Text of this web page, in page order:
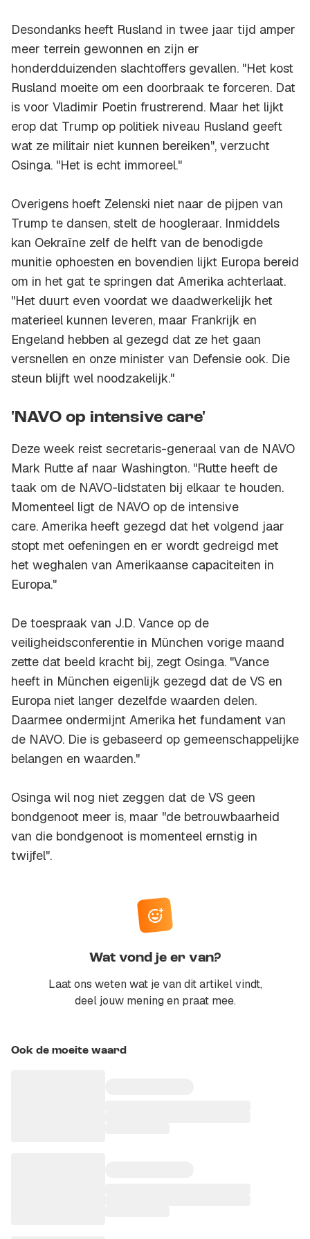
Desondanks heeft Rusland in twee jaar tijd amper
meer terrein gewonnen en zijn er
honderdduizenden slachtoffers gevallen. "Het kost
Rusland moeite om een doorbraak te forceren. Dat
is voor Vladimir Poetin frustrerend. Maar het lijkt
erop dat Trump op politiek niveau Rusland geeft
wat ze militair niet kunnen bereiken", verzucht
Osinga. "Het is echt immoreel."
Overigens hoeft Zelenski niet naar de pijpen van
Trump te dansen, stelt de hoogleraar. Inmiddels
kan Oekraïne zelf de helft van de benodigde
munitie ophoesten en bovendien lijkt Europa bereid
om in het gat te springen dat Amerika achterlaat.
"Het duurt even voordat we daadwerkelijk het
materieel kunnen leveren, maar Frankrijk en
Engeland hebben al gezegd dat ze het gaan
versnellen en onze minister van Defensie ook. Die
steun blijft wel noodzakelijk."
'NAVO op intensive care'
Deze week reist secretaris-generaal van de NAVO
Mark Rutte af naar Washington. "Rutte heeft de
taak om de NAVO-lidstaten bij elkaar te houden.
Momenteel ligt de NAVO op de intensive
care. Amerika heeft gezegd dat het volgend jaar
stopt met oefeningen en er wordt gedreigd met
het weghalen van Amerikaanse capaciteiten in
Europa."
De toespraak van J.D. Vance op de
veiligheidsconferentie in München vorige maand
zette dat beeld kracht bij, zegt Osinga. "Vance
heeft in München eigenlijk gezegd dat de VS en
Europa niet langer dezelfde waarden delen.
Daarmee ondermijnt Amerika het fundament van
de NAVO. Die is gebaseerd op gemeenschappelijke
belangen en waarden."
Osinga wil nog niet zeggen dat de VS geen
bondgenoot meer is, maar "de betrouwbaarheid
van die bondgenoot is momenteel ernstig in
twijfel".
Wat vond je er van?
Laat ons weten wat je van dit artikel vindt,
deel jouw mening en praat mee.
Ook de moeite waard